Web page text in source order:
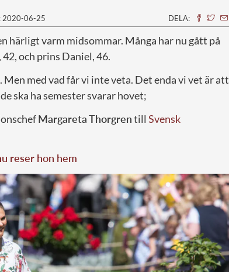
2020-06-25 DELA:
härligt varm midsommar. Många har nu gått på
och prins Daniel, 46.
med vad får vi inte veta. Det enda vi vet är att
ska ha semester svarar hovet;
Margareta Thorgrentill Svensk
reser hon hem